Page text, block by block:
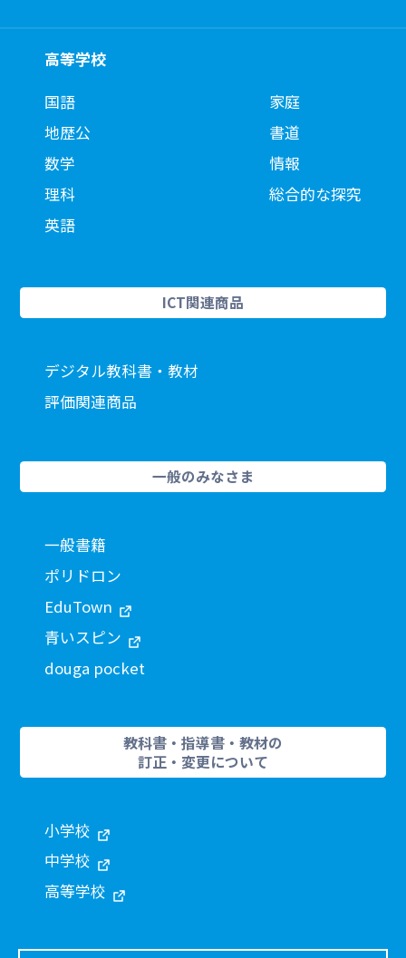
高等学校
国語
地歴公
数学
理科
英語
家庭
書道
情報
総合的な探究
ICT関連商品
デジタル教科書・教材
評価関連商品
一般のみなさま
一般書籍
ポリドロン
EduTown
青いスピン
douga pocket
教科書・指導書・教材の
訂正・変更について
小学校
中学校
高等学校